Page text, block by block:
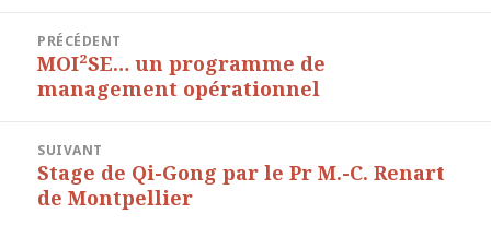
PRÉCÉDENT
Article
précédent :
MOI²SE… un programme de
management opérationnel
SUIVANT
Article
suivant :
Stage de Qi-Gong par le Pr M.-C. Renart
de Montpellier